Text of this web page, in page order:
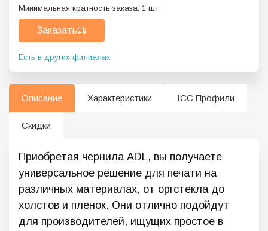
Минимальная кратность заказа: 1 шт
Заказать
Есть в других филиалах
Описание Характеристики ICC Профили
Скидки
Приобретая чернила ADL, вы получаете
универсальное решение для печати на
различных материалах, от оргстекла до
холстов и пленок. Они отлично подойдут
для производителей, ищущих простое в